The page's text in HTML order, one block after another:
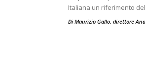
Italiana un riferimento
Di Maurizio Gallo, direttore